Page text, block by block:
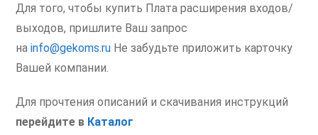
Для того, чтобы купить Плата расширения входов/
выходов, пришлите Ваш запрос
наinfo@gekoms.ru Не забудьте приложить карточку
Вашей компании.
Для прочтения описаний и скачивания инструкций
перейдите в Каталог